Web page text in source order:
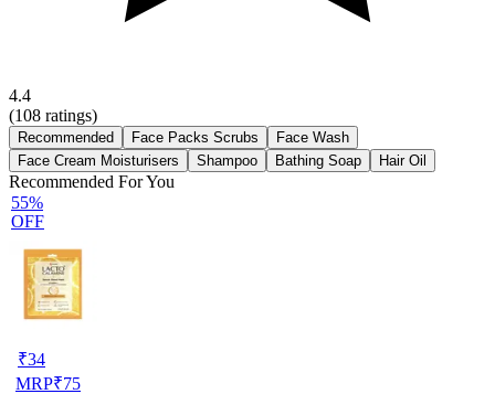
4.4
(108 ratings)
Recommended Face Packs Scrubs
Face Wash
Face Cream Moisturisers
Shampoo Bathing Soap Hair Oil
Recommended For You
55%
OFF
₹34
MRP₹75